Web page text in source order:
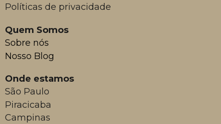
Políticas de privacidade
Quem Somos
Sobre nós
Nosso Blog
Onde estamos
São Paulo
Piracicaba
Campinas